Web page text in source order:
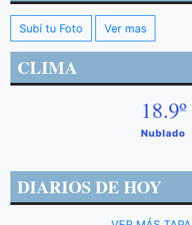
Subí tu Foto Ver mas
CLIMA
18.9º
Nublado
DIARIOS DE HOY